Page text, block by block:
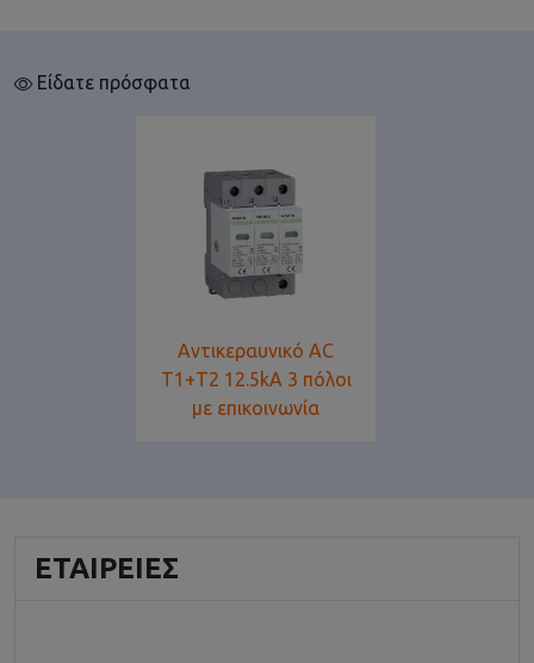
Είδατε πρόσφατα
Αντικεραυνικό AC
T1+T2 12.5kA 3 πόλοι
με επικοινωνία
ΕΤΑΙΡΕΊΕΣ